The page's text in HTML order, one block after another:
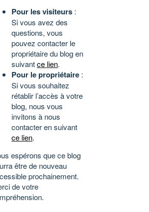
Pour les visiteurs :
Si vous avez des
questions, vous
pouvez contacter le
propriétaire du blog en
suivantce lien.
Pour le propriétaire :
Si vous souhaitez
rétablir l’accès à votre
blog, nous vous
invitons à nous
contacter en suivant
ce lien.
espérons que ce blog
être de nouveau
prochainement.
de votre